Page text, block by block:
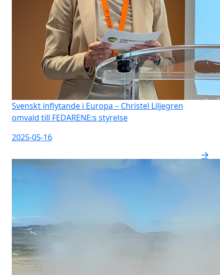
Svenskt inflytande i Europa – Christel Liljegren
omvald till FEDARENE:s styrelse
2025-05-16